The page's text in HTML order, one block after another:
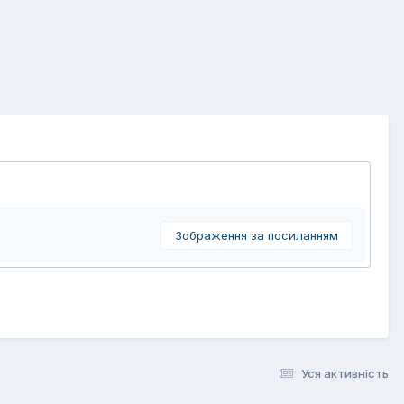
Зображення за посиланням
Уся активність